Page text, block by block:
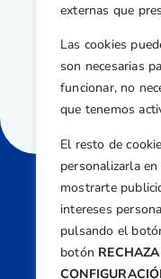
externas que
Las cookies
son necesarias
funcionar, no
que tenemos
El resto de
personalizarla
mostrarte
intereses
pulsando el
botón